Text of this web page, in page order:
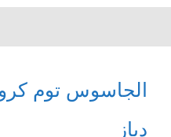
الجاسوس توم
دياز